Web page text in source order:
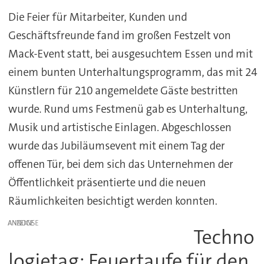
Die Feier für Mitarbeiter, Kunden und
Geschäftsfreunde fand im großen Festzelt von
Mack-Event statt, bei ausgesuchtem Essen und mit
einem bunten Unterhaltungsprogramm, das mit 24
Künstlern für 210 angemeldete Gäste bestritten
wurde. Rund ums Festmenü gab es Unterhaltung,
Musik und artistische Einlagen. Abgeschlossen
wurde das Jubiläumsevent mit einem Tag der
offenen Tür, bei dem sich das Unternehmen der
Öffentlichkeit präsentierte und die neuen
Räumlichkeiten besichtigt werden konnten.
ANZEIGE
Techno